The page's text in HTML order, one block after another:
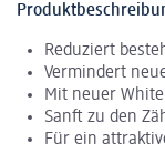
Reduziert
Vermindert
Mit neuer
Sanft zu den
Für ein